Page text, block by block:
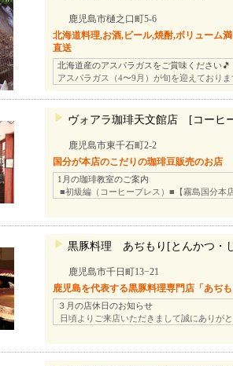
鹿児島市樋之口町5-6
北海道料理,お酒,ビール,焼酎,ボリューム
直送
北海道産のアスパラガスをご賞味ください🎵
アスパラガス（4〜9月）が旬を迎えており
ヴォアラ珈琲天文館店 [コーヒ
鹿児島市東千石町2-2
国分が本店のこだりの珈琲豆販売のお店
1月の珈琲教室のご案内
■初級編（コーヒープレス）■【霧島国分
黒豚料理 あぢもり[とんかつ・
鹿児島市千日町13−21
鹿児島を代表する黒豚料理専門店「あぢ
３月の店休日のお知らせ
日頃よりご来店いただきまして誠にありが